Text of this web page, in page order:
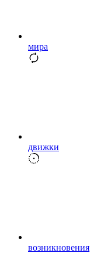
мира
движки
возникновения